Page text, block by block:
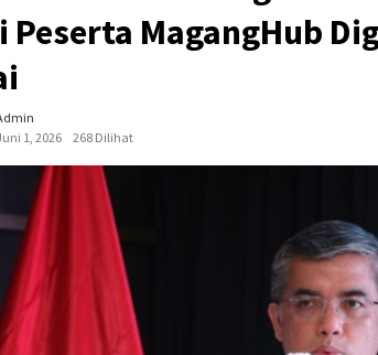
Peserta MagangHub
1, 2026
268 Dilihat